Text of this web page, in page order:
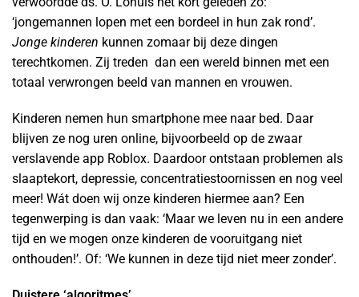
‘jongemannen lopen met een bordeel in hun zak rond’.
Jonge kinderen kunnen zomaar bij deze dingen
terechtkomen. Zij treden dan een wereld binnen met een
totaal verwrongen beeld van mannen en vrouwen.
Kinderen nemen hun smartphone mee naar bed. Daar
blijven ze nog uren online, bijvoorbeeld op de zwaar
verslavende app Roblox. Daardoor ontstaan problemen als
slaaptekort, depressie, concentratiestoornissen en nog veel
meer! Wát doen wij onze kinderen hiermee aan? Een
tegenwerping is dan vaak: ‘Maar we leven nu in een andere
tijd en we mogen onze kinderen de vooruitgang niet
onthouden!’. Of: ‘We kunnen in deze tijd niet meer zonder’.